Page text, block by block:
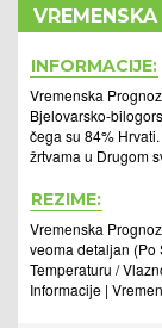
INFORMACIJE:
Vremenska
Bjelovarsko-
čega su 84%
žrtvama u Drugom
REZIME:
Vremenska
veoma detaljan (Po
Temperaturu /
Informacije |